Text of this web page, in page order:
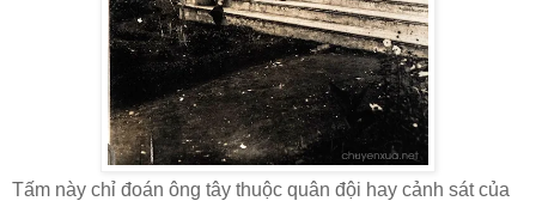
Tấm này chỉ đoán ông tây thuộc quân đội hay cảnh sát của